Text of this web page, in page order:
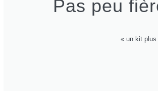
Pas peu
« un kit plus